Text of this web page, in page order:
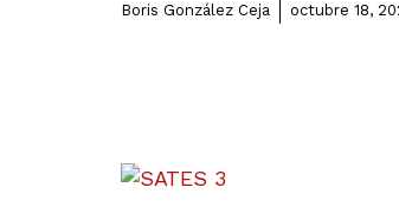
Boris González Ceja octubre 18,